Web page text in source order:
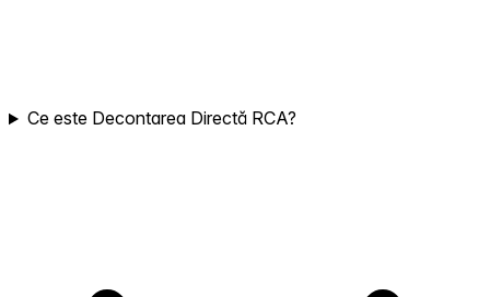
Ce este Decontarea Directă RCA?